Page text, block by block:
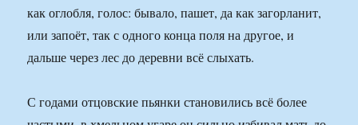
как оглобля, голос: бывало, пашет, да как загорланит,
или запоёт, так с одного конца поля на другое, и
дальше через лес до деревни всё слыхать.
С годами отцовские пьянки становились всё более